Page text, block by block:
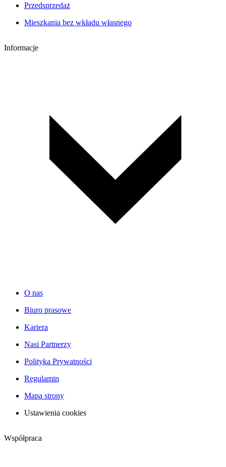
Przedsprzedaż
Mieszkania bez wkładu własnego
Informacje
O nas
Biuro prasowe
Kariera
Nasi Partnerzy
Polityka Prywatności
Regulamin
Mapa strony
Ustawienia cookies
Współpraca